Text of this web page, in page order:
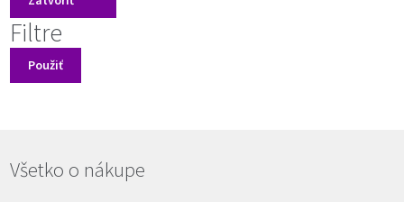
Filtre
Použiť
Všetko o nákupe